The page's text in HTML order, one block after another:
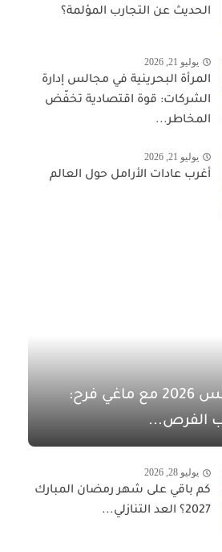
الحديث عن التجارب المؤلمة؟
يوليو 21, 2026
المرأة البحرينية في مجالس إدارة
الشركات: قوة اقتصادية تخفّض
المخاطر...
يوليو 21, 2026
أغرب عادات الأرامل حول العالم
مفاجآت أغسطس 2026 مع ماغي فرح:
الفرص...
يوليو 28, 2026
كم باقي على شهر رمضان المبارك
2027؟ العد التنازلي...